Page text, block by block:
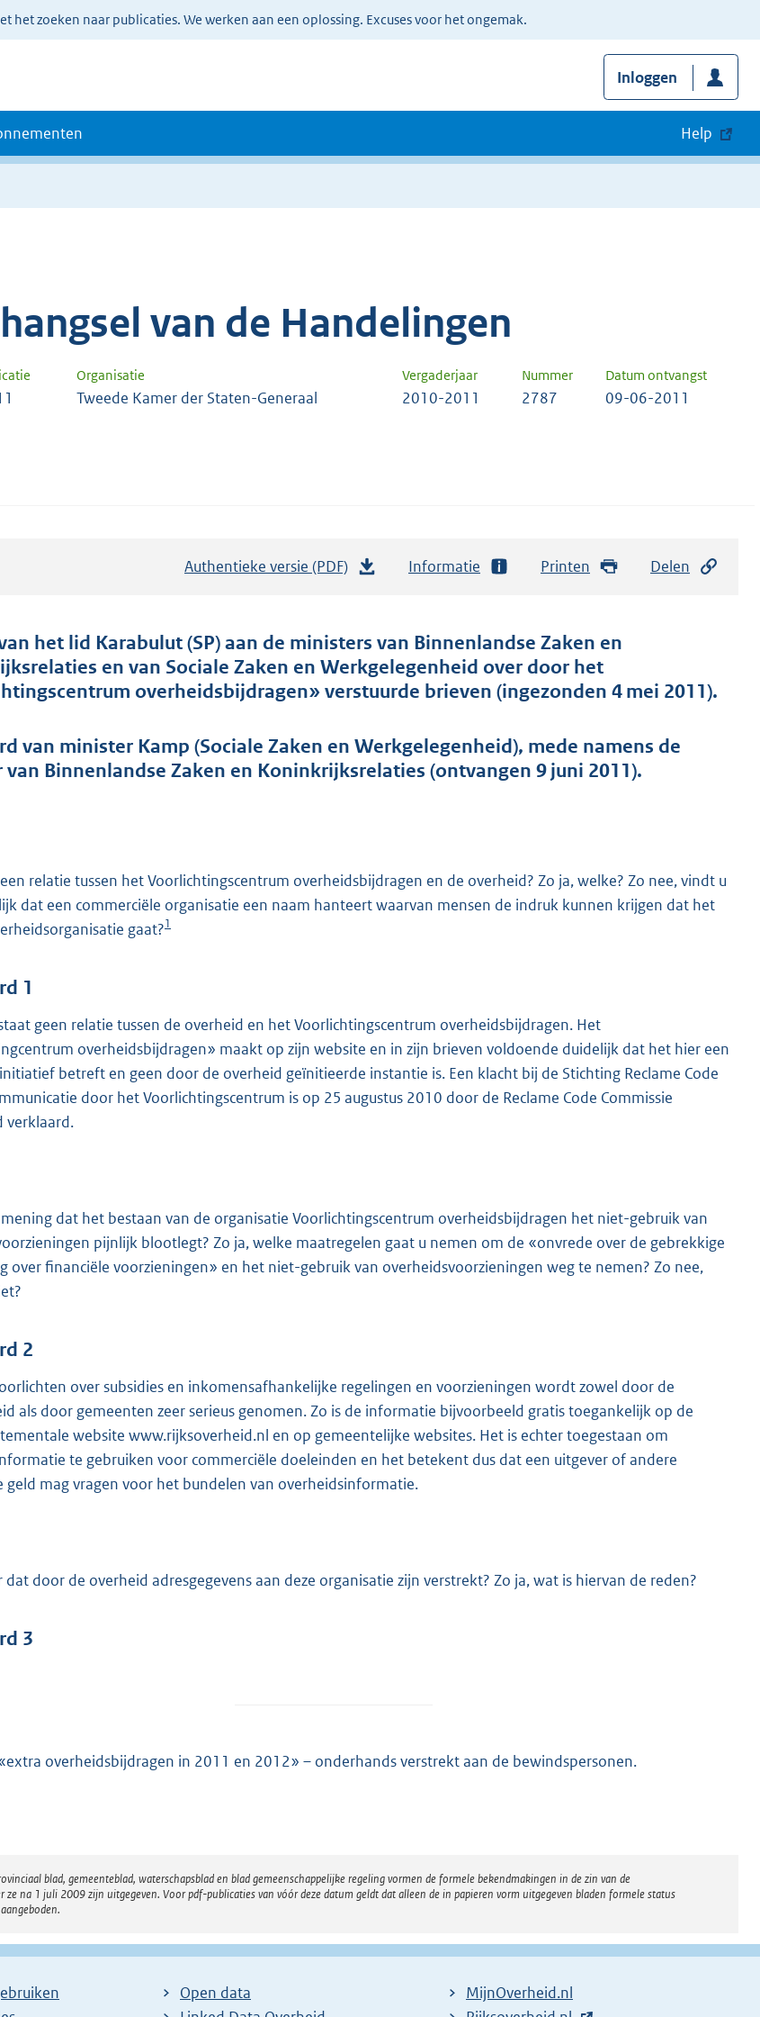
het zoeken naar publicaties. We werken aan een oplossing. Excuses voor het ongemak.
Inloggen
Help
van de Handelingen
Organisatie Vergaderjaar Nummer Datum ontvangst
Tweede Kamer der Staten-Generaal 2010-2011 2787 09-06-2011
Authentieke versie (PDF)
t
a
n
t
e
b
Informatie Printen Delen
het lid Karabulut (SP) aan de ministers van Binnenlandse Zaken en
en van Sociale Zaken en Werkgelegenheid over door het
overheidsbijdragen» verstuurde brieven (ingezonden 4 mei 2011).
van minister Kamp (Sociale Zaken en Werkgelegenheid), mede namens de
Binnenlandse Zaken en Koninkrijksrelaties (ontvangen 9 juni 2011).
relatie tussen het Voorlichtingscentrum overheidsbijdragen en de overheid? Zo ja, welke? Zo nee, vindt u
dat een commerciële organisatie een naam hanteert waarvan mensen de indruk kunnen krijgen dat het
gaat?1
1
geen relatie tussen de overheid en het Voorlichtingscentrum overheidsbijdragen. Het
overheidsbijdragen» maakt op zijn website en in zijn brieven voldoende duidelijk dat het hier een
betreft en geen door de overheid geïnitieerde instantie is. Een klacht bij de Stichting Reclame Code
door het Voorlichtingscentrum is op 25 augustus 2010 door de Reclame Code Commissie
verklaard.
dat het bestaan van de organisatie Voorlichtingscentrum overheidsbijdragen het niet-gebruik van
pijnlijk blootlegt? Zo ja, welke maatregelen gaat u nemen om de «onvrede over de gebrekkige
over financiële voorzieningen» en het niet-gebruik van overheidsvoorzieningen weg te nemen? Zo nee,
2
over subsidies en inkomensafhankelijke regelingen en voorzieningen wordt zowel door de
als door gemeenten zeer serieus genomen. Zo is de informatie bijvoorbeeld gratis toegankelijk op de
website www.rijksoverheid.nl en op gemeentelijke websites. Het is echter toegestaan om
te gebruiken voor commerciële doeleinden en het betekent dus dat een uitgever of andere
geld mag vragen voor het bundelen van overheidsinformatie.
dat door de overheid adresgegevens aan deze organisatie zijn verstrekt? Zo ja, wat is hiervan de reden?
3
overheidsbijdragen in 2011 en 2012» – onderhands verstrekt aan de bewindspersonen.
blad, gemeenteblad, waterschapsblad en blad gemeenschappelijke regeling vormen de formele bekendmakingen in de zin van de
na 1 juli 2009 zijn uitgegeven. Voor pdf-publicaties van vóór deze datum geldt dat alleen de in papieren vorm uitgegeven bladen formele status
Open data
MijnOverheid.nl